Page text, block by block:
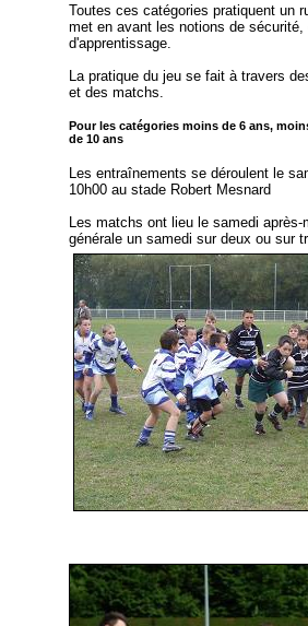
Toutes ces catégories pratiquent un
met en avant les notions de sécurité,
d'apprentissage.
La pratique du jeu se fait à travers
et des matchs.
Pour les catégories moins de 6 ans,
de 10 ans
Les entraînements se déroulent le
10h00 au stade Robert Mesnard
Les matchs ont lieu le samedi après-
générale un samedi sur deux ou sur